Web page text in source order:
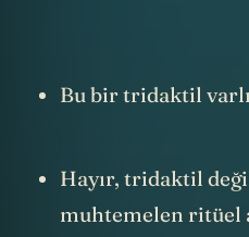
Bu bir tridaktil
Hayır, tridaktil
muhtemelen ritüel